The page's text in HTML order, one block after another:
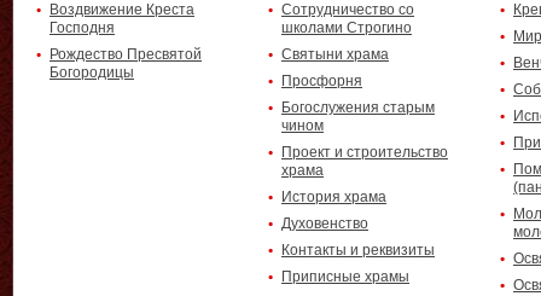
Воздвижение Креста
Господня
Рождество Пресвятой
Богородицы
Сотрудничество со
школами Строгино
Святыни храма
Просфорня
Богослужения старым
чином
Проект и строительство
храма
История храма
Духовенство
Контакты и реквизиты
Приписные храмы